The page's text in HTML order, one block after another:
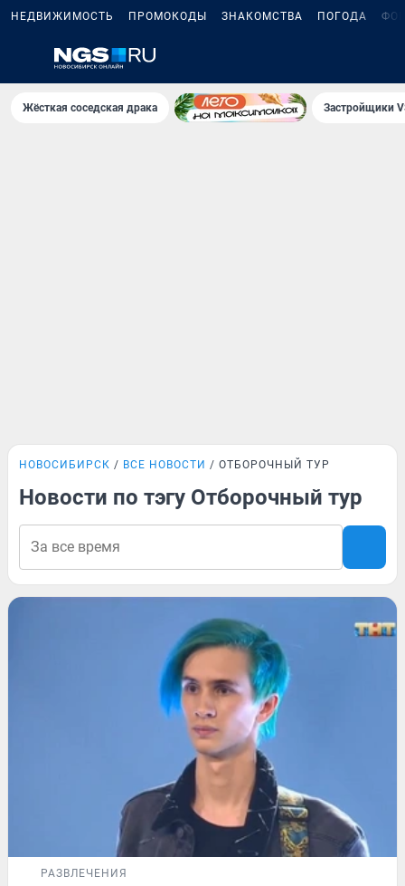
НЕДВИЖИМОСТЬ ПРОМОКОДЫ ЗНАКОМСТВА ПОГОДА
Жёсткая соседская драка Застройщики
НОВОСИБИРСК ВСЕ НОВОСТИ ОТБОРОЧНЫЙ ТУР
Новости по тэгу Отборочный тур
РАЗВЛЕЧЕНИЯ